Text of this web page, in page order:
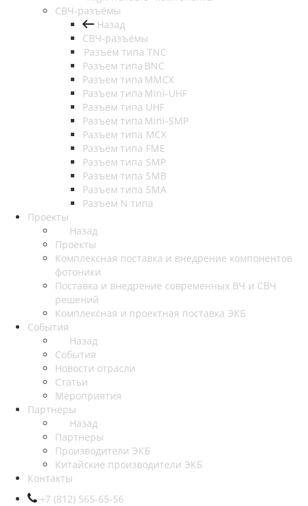
СВЧ-разъёмы
Назад
СВЧ-разъёмы
Разъем типа TNC
Разъем типа BNC
Разъем типа MMCX
Разъем типа Mini-UHF
Разъем типа UHF
Разъем типа Mini-SMP
Разъем типа MCX
Разъем типа FME
Разъем типа SMP
Разъем типа SMB
Разъем типа SMA
Разъем N типа
Проекты
Назад
Проекты
Комплексная поставка и внедрение компонентов
фотоники
Поставка и внедрение современных ВЧ и СВЧ
решений
Комплексная и проектная поставка ЭКБ
События
Назад
События
Новости отрасли
Статьи
Мероприятия
Партнеры
Назад
Партнеры
Производители ЭКБ
Китайские производители ЭКБ
Контакты
+7 (812) 565-65-56